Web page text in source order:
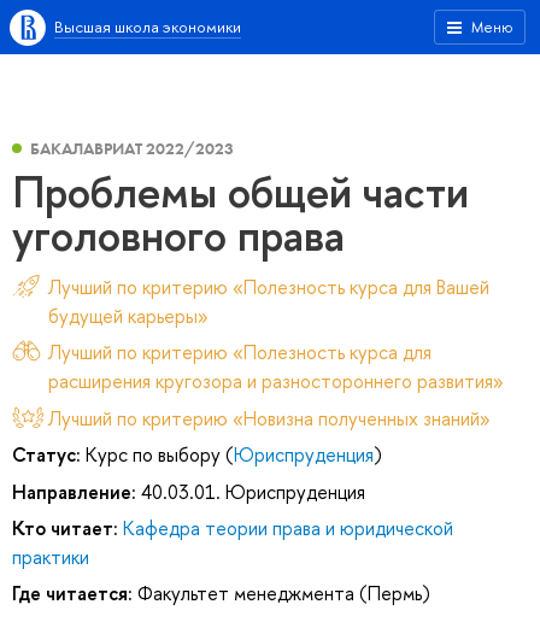
Меню
Высшая школа экономики
БАКАЛАВРИАТ 2022/2023
Проблемы общей части
уголовного права
Лучший по критерию «Полезность курса для Вашей
будущей карьеры»
Лучший по критерию «Полезность курса для
расширения кругозора и разностороннего развития»
Лучший по критерию «Новизна полученных знаний»
Статус: Курс по выбору (Юриспруденция)
Направление: 40.03.01. Юриспруденция
Кто читает: Кафедра теории права и юридической
практики
Где читается: Факультет менеджмента (Пермь)